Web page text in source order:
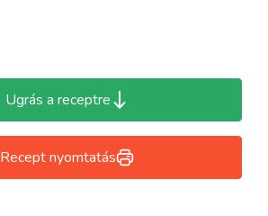
Ugrás a receptre
Recept nyomtatás